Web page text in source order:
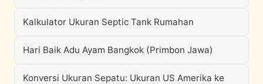
Kalkulator Ukuran Septic Tank Rumahan
Hari Baik Adu Ayam Bangkok (Primbon Jawa)
Konversi Ukuran Sepatu: Ukuran US Amerika ke